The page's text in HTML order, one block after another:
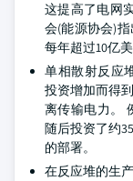
这提高了电网
会(能源协会)指
每年超过10亿美
单相散射反应
投资增加而得
离传输电力。
随后投资了约
的部署。
在反应堆的生